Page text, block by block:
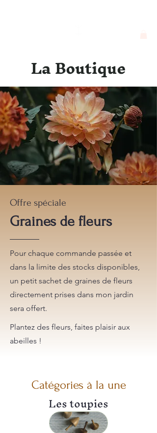
La Boutique
Offre spéciale
Graines de fleurs
Pour chaque commande passée et
dans la limite des stocks disponibles,
un petit sachet de graines de fleurs
directement prises dans mon jardin
sera offert.
Plantez des fleurs, faites plaisir aux
abeilles !
Catégories à la une
Les toupies